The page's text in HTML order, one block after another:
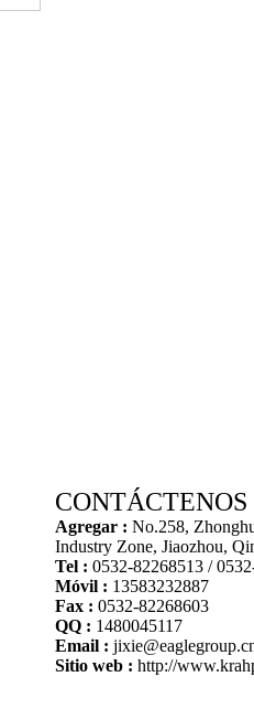
CONTÁCTENOS
Agregar : No.258,
Industry Zone, Jiaozhou,
Tel : 0532-82268513 /
Móvil : 13583232887
Fax : 0532-82268603
QQ : 1480045117
Email :
Sitio web : http://